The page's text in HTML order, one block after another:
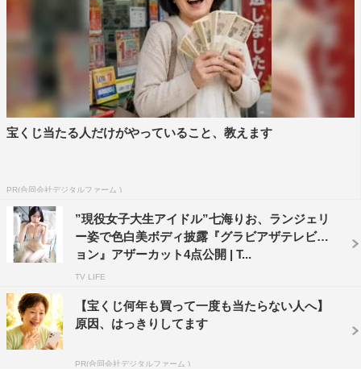
宝くじ当たる人だけがやっていること、教えます
PR(合同会社デジタルファーム )
”現役女子大生アイドル”七海りお、ランジェリ
ー姿で色白美ボディ披露『グラビアザテレビジ
ョン』アザーカット4点公開 | T...
TV LIFE
【宝くじ何年も買って一度も当たらない人へ】
原因、はっきりしてます
PR(合同会社デジタルファーム )